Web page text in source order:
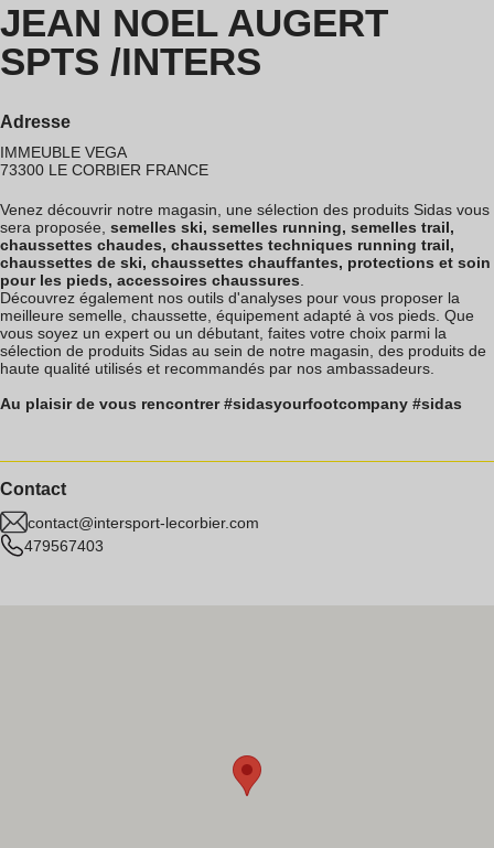
JEAN NOEL AUGERT
SPTS /INTERS
Adresse
IMMEUBLE VEGA
73300 LE CORBIER FRANCE
Venez découvrir notre magasin, une sélection des produits Sidas vous
sera proposée, semelles ski, semelles running, semelles trail,
chaussettes chaudes, chaussettes techniques running trail,
chaussettes de ski, chaussettes chauffantes, protections et soin
pour les pieds, accessoires chaussures.
Découvrez également nos outils d'analyses pour vous proposer la
meilleure semelle, chaussette, équipement adapté à vos pieds. Que
vous soyez un expert ou un débutant, faites votre choix parmi la
sélection de produits Sidas au sein de notre magasin, des produits de
haute qualité utilisés et recommandés par nos ambassadeurs.
Au plaisir de vous rencontrer #sidasyourfootcompany #sidas
Contact
contact@intersport-lecorbier.com
479567403